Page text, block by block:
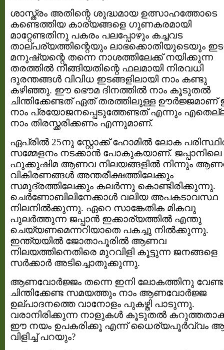
ശാസ്ത്രം അതിന്റെ ശുദ്ധമായ ഉത്സാഹത്തോടെ
കണ്ടെത്തിയ കാര്യങ്ങളെ ഗുണകരമായി
മാറ്റേണ്ടതിനു പകരം പലപ്പോഴും കച്ചവട
താല്പര്യത്തിന്റെയും ലാഭക്കൊതിയുടെയും
മനുഷ്യന്റെ തന്നെ നാശത്തിലേക്ക് നയിക്കുന്ന
തരത്തില്‍ നീങ്ങിയതിന്റെ ഫലമായി നിരവധി
ദുരന്തങ്ങള്‍ വിവിധ ഇടങ്ങളിലായി നാം കണ്ടു
കഴിഞ്ഞു. ഈ ഭൌമ ദിനത്തില്‍ നാം കൂടുതല്‍
ചിന്തിക്കേണ്ടത് ഏത് തരത്തിലുള്ള ഊര്‍ജ്ജമാണ്
നാം പ്രയോജനപ്പെടുത്തേണ്ടത് എന്നും
നാം തിരസ്ക്കരിക്കണം എന്നുമാണ്.
ഏപ്രില്‍ 25നു സ്റ്റോക്ക് ഹോമില്‍ ലോക
സമ്മേളനം നടക്കാന്‍ പോകുകയാണ്. ജപ്പാനിലെ
ഫുക്കുഷിമ ആണവ നിലയങ്ങളില്‍ നിന്നും
വികിരണങ്ങള്‍ അന്തരീക്ഷത്തിലേക്കും
സമുദ്രത്തിലേക്കും കലര്‍ന്നു കൊണ്ടിരിക്കുന്നു.
ചെര്‍ണോബിലിനേക്കാള്‍ വലിയ അപകടാവസ്ഥ
നിലനില്‍ക്കുന്നു. ഏറെ സാങ്കേതിക മികവു
പുലര്‍ത്തുന്ന ജപ്പാന്‍ ഇക്കാര്യത്തില്‍ എന്തു
ചെയ്യണമെന്നറിയാതെ പകച്ചു നില്‍ക്കുന്നു.
ഇന്ത്യയില്‍ ജോതാപൂരില്‍ ആണവ
നിലയത്തിനെതിരെ മുറവിളി കൂട്ടുന്ന ജനങ്ങളെ
സര്‍ക്കാര്‍ അടിച്ചൊതുക്കുന്നു.
ആണവോര്‍ജ്ജം തന്നെ ഇനി ലോകത്തിനു
ചിന്തിക്കേണ്ട സമയത്തും നാം ആണവോര്‍ജ്ജ
ഉല്പാദനത്തെ വാനോളം പുകഴ്തി പാടുന്നു.
വരാനിരിക്കുന്ന നാളുകള്‍ കൂടുതല്‍
ഈ നയം ഉപകരിക്കൂ എന്ന് ധൈര്യപൂര്‍വ്വം
വിളിച്ച് പറയും?